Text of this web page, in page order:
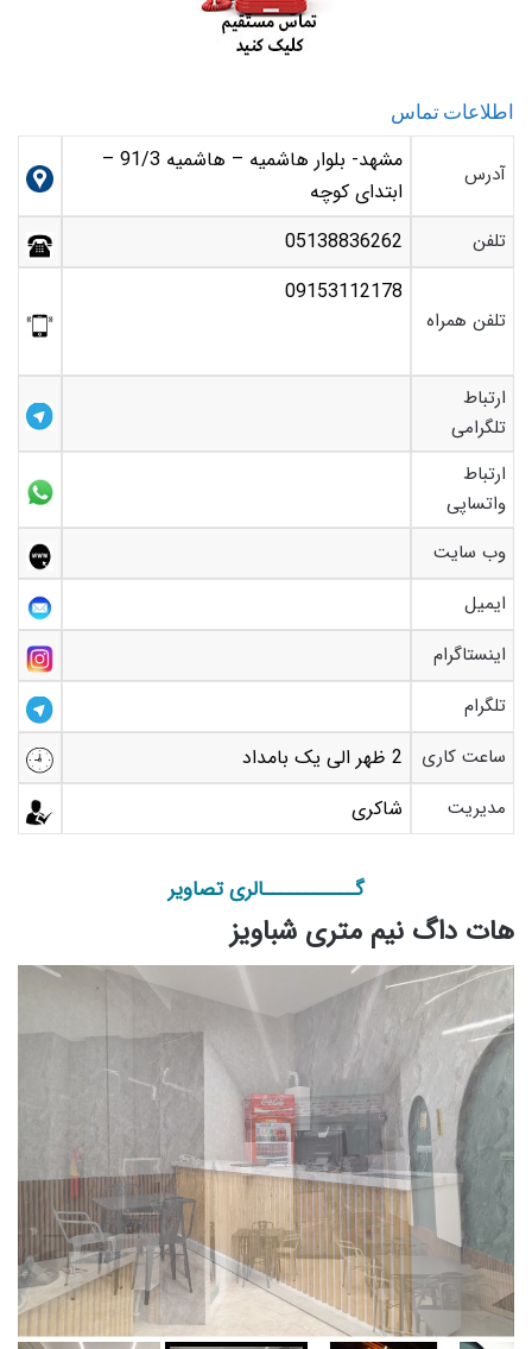
اطلاعات تماس
آدرس
مشهد- بلوار هاشمیه – هاشمیه 91/3 –
ابتدای کوچه
تلفن 05138836262
تلفن همراه
09153112178
ارتباط
تلگرامی
ارتباط
واتساپی
وب سایت
ایمیل
اینستاگرام
تلگرام
ساعت کاری
2 ظهر الی یک بامداد
مدیریت شاکری
گـــــــــــالری تصاویر
هات داگ نیم متری شباویز